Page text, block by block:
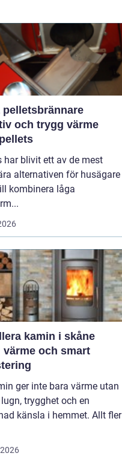
pelletsbrännare
och trygg värme
har blivit ett av de mest
alternativen för husägare
kombinera låga
kamin i skåne
värme och smart
ger inte bara värme utan
trygghet och en
känsla i hemmet. Allt fler